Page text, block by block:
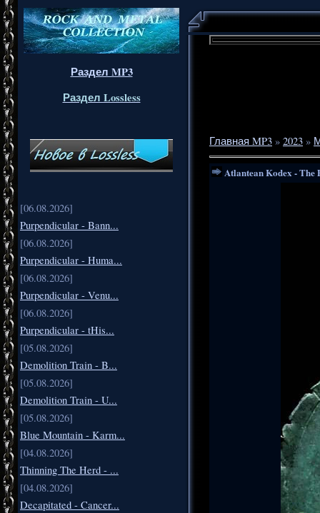
Раздел MP3
Раздел Lossless
[06.08.2026]
Purpendicular - Bann...
[06.08.2026]
Purpendicular - Huma...
[06.08.2026]
Purpendicular - Venu...
[06.08.2026]
Purpendicular - tHis...
[05.08.2026]
Demolition Train - B...
[05.08.2026]
Demolition Train - U...
[05.08.2026]
Blue Mountain - Karm...
[04.08.2026]
Thinning The Herd - ...
[04.08.2026]
Decapitated - Cancer...
Главная MP3 » 2023 »
Atlantean Kodex - The